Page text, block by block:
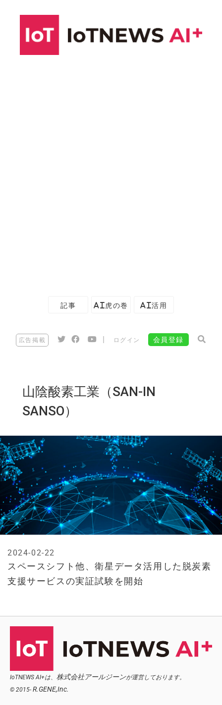
記事 AI虎の巻 AI活用
広告掲載 ログイン 会員登録
山陰酸素工業（SAN-IN
SANSO）
スペースシフト他、衛星データ活用した脱炭素
支援サービスの実証試験を開始
2024-02-22
IoTNEWS AI+は、 株式会社アールジーンが運営しております。
© 2015- R.GENE,Inc.